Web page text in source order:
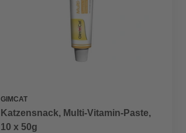
GIMCAT
Katzensnack, Multi-Vitamin-Paste,
10 x 50g